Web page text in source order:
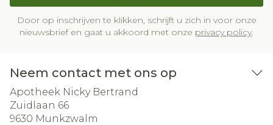
Door op inschrijven te klikken, schrijft u zich in voor onze
nieuwsbrief en gaat u akkoord met onze privacy policy.
Neem contact met ons op
Apotheek Nicky Bertrand
Zuidlaan 66
9630 Munkzwalm